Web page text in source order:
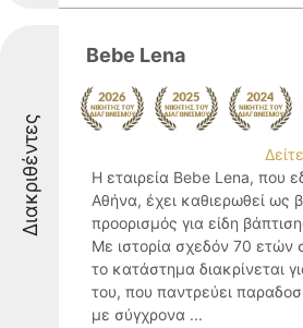
Διακριθέντες
Bebe Lena
Η εταιρεία Bebe Lena, που
Αθήνα, έχει καθιερωθεί ως
προορισμός για είδη
Με ιστορία σχεδόν 70 ετών
το κατάστημα διακρίνεται
του, που παντρεύει
με σύγχρονα ...